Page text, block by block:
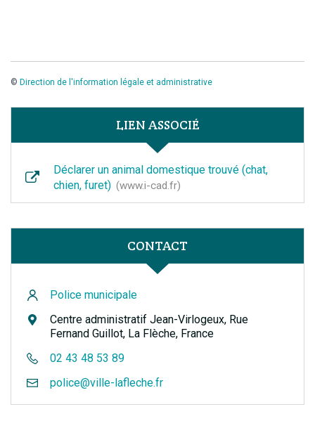
© Direction de l'information légale et administrative
LIEN ASSOCIÉ
Déclarer un animal domestique trouvé (chat,
chien, furet)
www.i-cad.fr
CONTACT
Police municipale
Centre administratif Jean-Virlogeux, Rue
Fernand Guillot, La Flèche, France
02 43 48 53 89
police@ville-lafleche.fr